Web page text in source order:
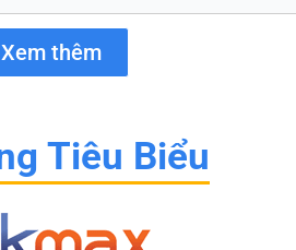
Xem thêm
Tiêu Biểu